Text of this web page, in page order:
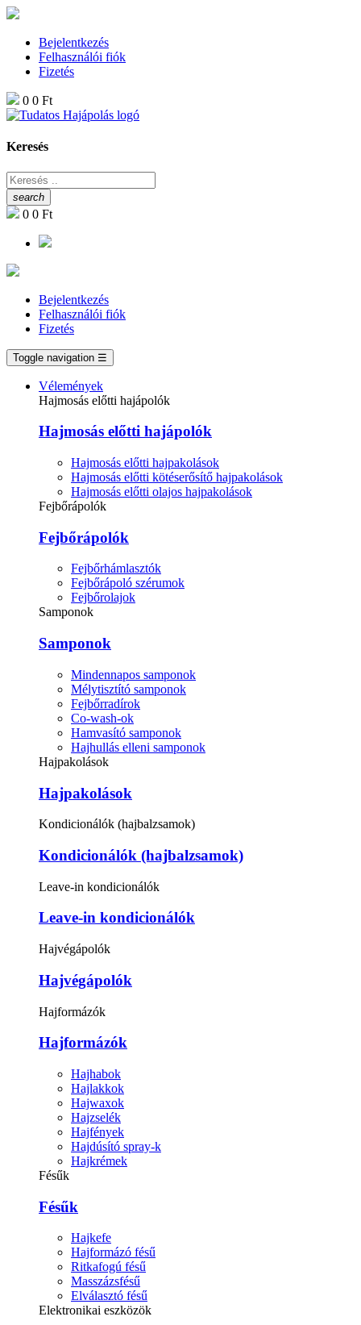
Bejelentkezés
Felhasználói fiók
Fizetés
0 0 Ft
Keresés
search
0 0 Ft
Bejelentkezés
Felhasználói fiók
Fizetés
Toggle navigation ☰
Vélemények
Hajmosás előtti hajápolók
Hajmosás előtti hajápolók
Hajmosás előtti hajpakolások
Hajmosás előtti kötéserősítő hajpakolások
Hajmosás előtti olajos hajpakolások
Fejbőrápolók
Fejbőrápolók
Fejbőrhámlasztók
Fejbőrápoló szérumok
Fejbőrolajok
Samponok
Samponok
Mindennapos samponok
Mélytisztító samponok
Fejbőrradírok
Co-wash-ok
Hamvasító samponok
Hajhullás elleni samponok
Hajpakolások
Hajpakolások
Kondicionálók (hajbalzsamok)
Kondicionálók (hajbalzsamok)
Leave-in kondicionálók
Leave-in kondicionálók
Hajvégápolók
Hajvégápolók
Hajformázók
Hajformázók
Hajhabok
Hajlakkok
Hajwaxok
Hajzselék
Hajfények
Hajdúsító spray-k
Hajkrémek
Fésűk
Fésűk
Hajkefe
Hajformázó fésű
Ritkafogú fésű
Masszázsfésű
Elválasztó fésű
Elektronikai eszközök